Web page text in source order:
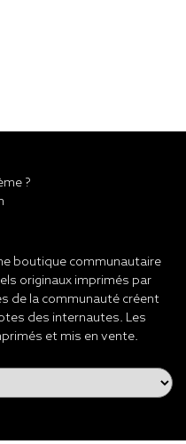
?
boutique communautaire
originaux imprimés par
de la communauté créent
des internautes. Les
et mis en vente.